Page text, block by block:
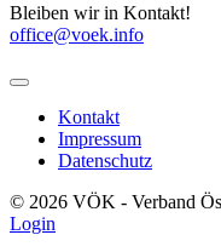
Bleiben wir in Kontakt!
office@voek.info
Kontakt
Impressum
Datenschutz
© 2026 VÖK - Verband
Login